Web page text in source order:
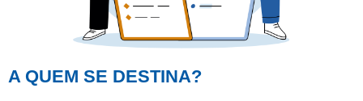
A QUEM SE DESTINA?